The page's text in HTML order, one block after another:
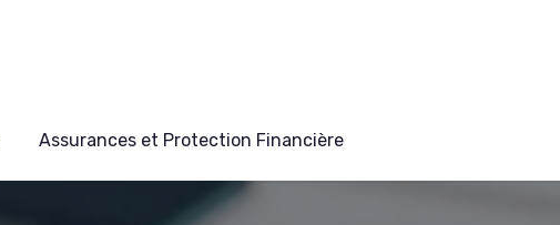
Assurances et Protection Financière